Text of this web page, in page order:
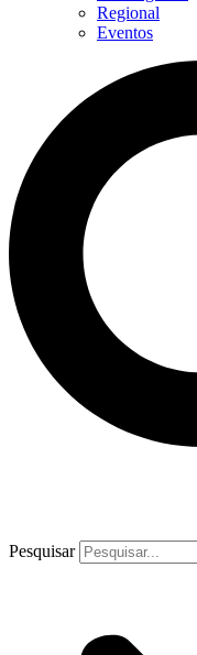
Regional
Eventos
Pesquisar